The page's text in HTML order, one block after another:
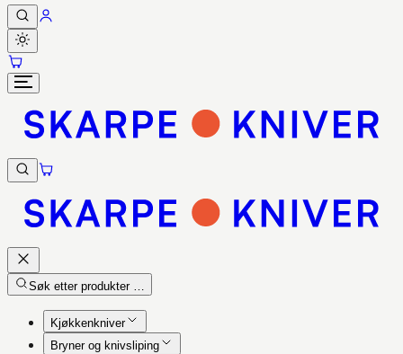
Søk etter produkter …
Kjøkkenkniver
Bryner og knivsliping